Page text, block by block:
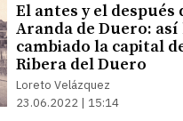
El antes y el después
Aranda de Duero: así
cambiado la capital
Ribera del Duero
Loreto Velázquez
23.06.2022 | 15:14